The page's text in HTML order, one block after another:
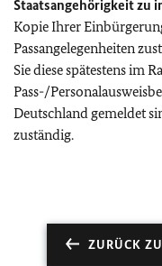
Staatsangehörigkeit zu
Kopie Ihrer
Passangelegenheiten
Sie diese spätestens im
Pass-/
Deutschland gemeldet
zuständig.
ZURÜCK